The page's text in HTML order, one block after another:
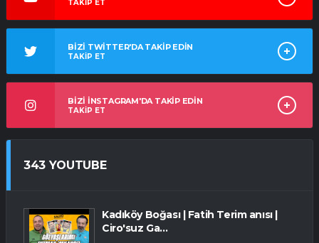
TAKİP ET
BİZİ TWİTTER'DA TAKİP EDİN
TAKİP ET
BİZİ İNSTAGRAM'DA TAKİP EDİN
TAKİP ET
343 YOUTUBE
Kadıköy Boğası | Fatih Terim anısı |
Ciro'suz Ga...